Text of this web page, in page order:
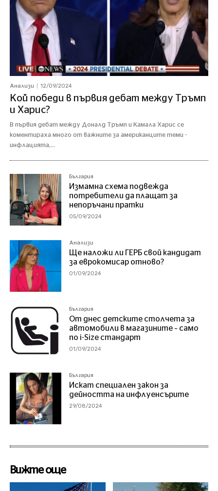
Анализи 12/09/2024
Кой победи в първия дебат между Тръмп
и Харис?
В първия дебат между Доналд Тръмп и Камала Харис се
коментираха много от важните за американците теми -
инфлацията,...
България
Измамна схема подвежда
потребители да плащат за
непоръчани пратки
05/09/2024
Анализи
Ще наложи ли ГЕРБ свой кандидат
за еврокомисар отново?
01/09/2024
България
От днес детските столчета за
автомобили в магазините – само
по i-Size стандарт
01/09/2024
България
Искат специален закон за
дейността на инфлуенсърите
29/08/2024
Вижте още